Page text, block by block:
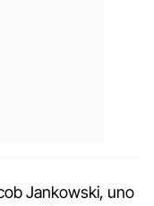
Jankowski, uno